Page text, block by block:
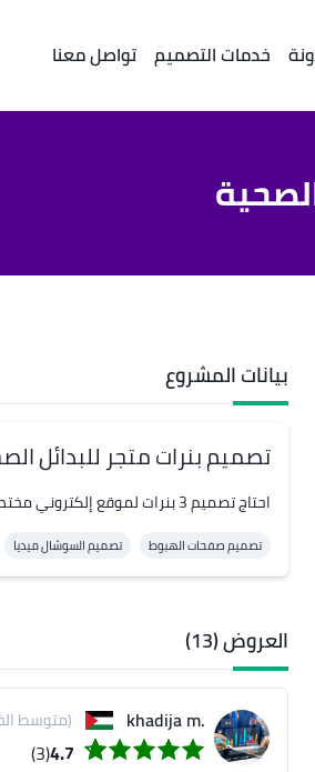
خدمات التصميم تواصل معنا
بيانات المشروع
تصميم بنرات متجر للبدائل
احتاج تصميم 3 بنرات لموقع إلكتروني مختص بالبدائل الصحية، شركة لإنتاج الأغذية الطبيعية تقدم المنتجات العضوية
تصميم صفحات الهبوط تصميم السوشال ميديا
العروض (13)
.khadija m (متوسط
4.7
(3)